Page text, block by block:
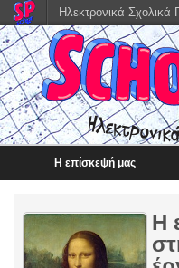
Η επίσκεψή μας
Η
Ηλεκτρονικά Σχολικά